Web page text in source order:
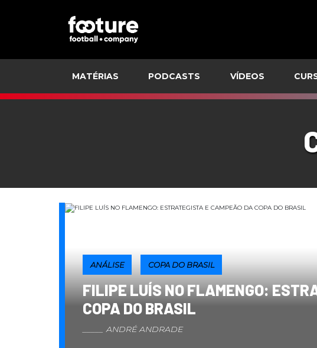
MATÉRIAS PODCASTS VÍDEOS
ANÁLISE COPA DO BRASIL
FILIPE LUÍS NO FLAMENGO:
COPA DO BRASIL
ANDRÉ ANDRADE